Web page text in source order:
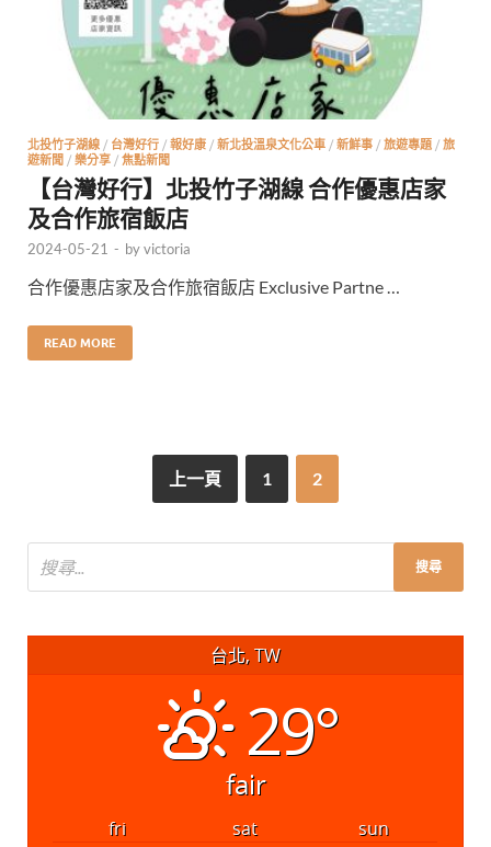
北投竹子湖線 / 台灣好行 / 報好康 / 新北投溫泉文化公車 / 新鮮事 / 旅遊專題 / 旅
遊新聞 / 樂分享 / 焦點新聞
【台灣好行】北投竹子湖線 合作優惠店家
及合作旅宿飯店
2024-05-21 - byvictoria
合作優惠店家及合作旅宿飯店 Exclusive Partne …
READ MORE
上一頁 1 2
台北, TW
29°
fair
fri sat
sun